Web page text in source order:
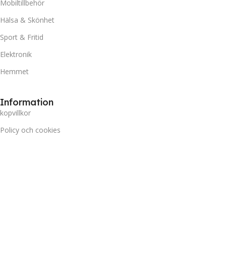
Mobiltillbehör
Hälsa & Skönhet
Sport & Fritid
Elektronik
Hemmet
Information
kopvillkor
Policy och cookies